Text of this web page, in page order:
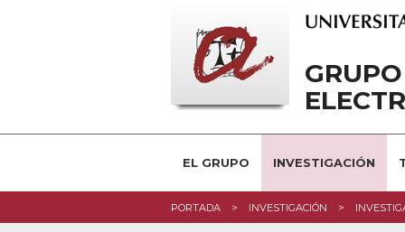
EL GRUPO INVESTIGACIÓN
PORTADA INVESTIGACIÓN